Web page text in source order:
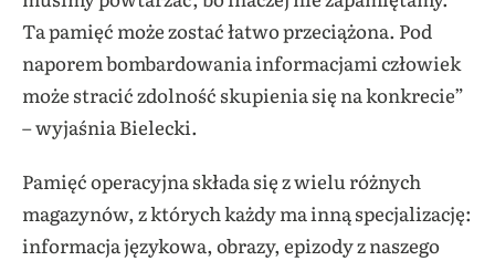
Ta pamięć może zostać łatwo przeciążona. Pod
naporem bombardowania informacjami człowiek
może stracić zdolność skupienia się na konkrecie”
– wyjaśnia Bielecki.
Pamięć operacyjna składa się z wielu różnych
magazynów, z których każdy ma inną specjalizację:
informacja językowa, obrazy, epizody z naszego